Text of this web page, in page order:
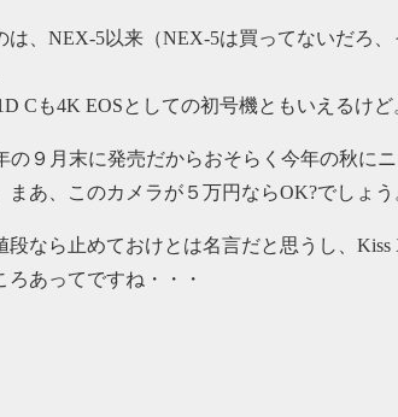
は、NEX-5以来（NEX-5は買ってないだろ
Cも4K EOSとしての初号機ともいえるけど
の９月末に発売だからおそらく今年の秋に
まあ、このカメラが５万円ならOK?でしょう
段なら止めておけとは名言だと思うし、
ろあってですね・・・